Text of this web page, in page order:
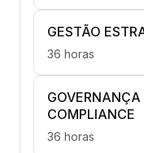
GESTÃO
36 horas
COMPLIANCE
36 horas